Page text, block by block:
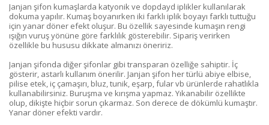
Janjan şifon kumaşlarda katyonik ve dopdayd iplikler kullanılarak
dokuma yapılır. Kumaş boyanırken iki farklı iplik boyayı farklı tuttuğu
için yanar döner efekt oluşur. Bu özellik sayesinde kumaşın rengi
ışığın vuruş yönüne göre farklılık gösterebilir. Sipariş verirken
özellikle bu hususu dikkate almanızı öneririz.
Janjan şifonda diğer şifonlar gibi transparan özelliğe sahiptir. İç
gösterir, astarlı kullanım önerilir. Janjan şifon her türlü abiye elbise,
pilise etek, iç çamaşırı, bluz, tunik, eşarp, fular vb ürünlerde rahatlıkla
kullanabilirsiniz. Buruşma ve kırışma yapmaz. Yıkanabilir özellikte
olup, dikişte hiçbir sorun çıkarmaz. Son derece de dökümlü kumaştır.
Yanar döner efekti vardır.